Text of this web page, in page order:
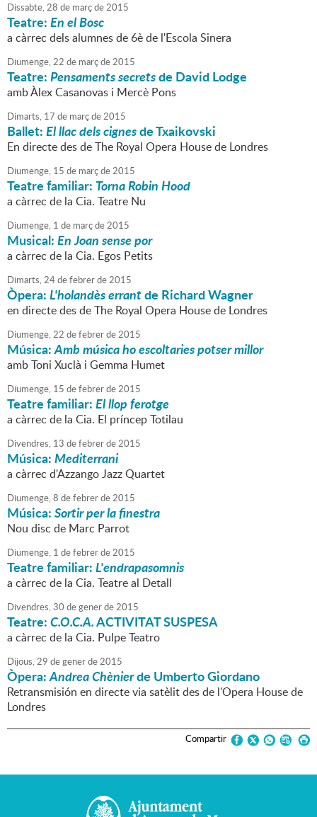
Dissabte,28 de marçde2015
Teatre:En el Bosc
a càrrec dels alumnes de 6è de l'Escola Sinera
Diumenge,22 de marçde2015
Teatre:Pensaments secretsde David Lodge
amb Àlex Casanovas i Mercè Pons
Dimarts, 17 de marçde2015
Ballet:El llac dels cignesde Txaikovski
En directe des de The Royal Opera House de Londres
Diumenge, 15 de marçde2015
Teatre familiar: Torna Robin Hood
a càrrec de la Cia. Teatre Nu
Diumenge, 1 de marçde2015
Musical:En Joan sense por
a càrrec de la Cia. Egos Petits
Dimarts,24defebrerde2015
Òpera:L'holandès errantde Richard Wagner
en directe des de The Royal Opera House de Londres
Diumenge,22 defebrerde2015
Música:Amb música ho escoltaries potser millor
amb Toni Xuclà i Gemma Humet
Diumenge, 15 defebrerde2015
Teatre familiar:El llop ferotge
a càrrec de la Cia. El príncep Totilau
Divendres, 13 defebrerde2015
Música:Mediterrani
a càrrec d'Azzango Jazz Quartet
Diumenge,8 defebrerde2015
Música:Sortir per la finestra
Nou disc de Marc Parrot
Diumenge, 1 defebrerde2015
Teatre familiar:L'endrapasomnis
a càrrec de la Cia. Teatre al Detall
Divendres,30 degenerde2015
Teatre:C.O.C.A.ACTIVITAT SUSPESA
a càrrec de la Cia. Pulpe Teatro
Dijous,29 degenerde2015
Òpera:Andrea Chènierde Umberto Giordano
Retransmisión en directe via satèlit des de l'Opera House de
Londres
Compartir